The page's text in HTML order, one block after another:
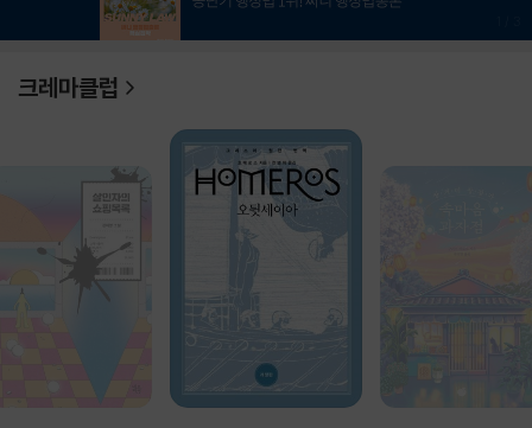
크레마클럽